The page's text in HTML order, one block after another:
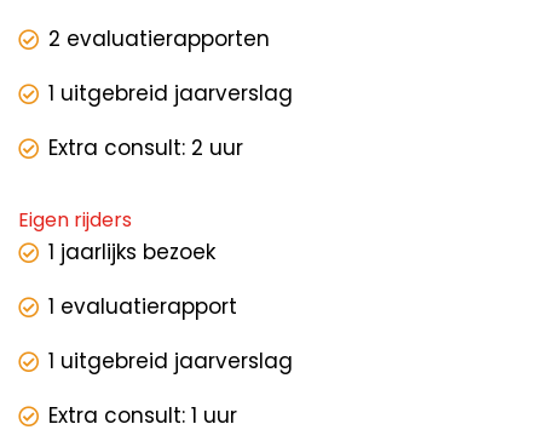
2 evaluatierapporten
1 uitgebreid jaarverslag
Extra consult: 2 uur
Eigen rijders
1 jaarlijks bezoek
1 evaluatierapport
1 uitgebreid jaarverslag
Extra consult: 1 uur